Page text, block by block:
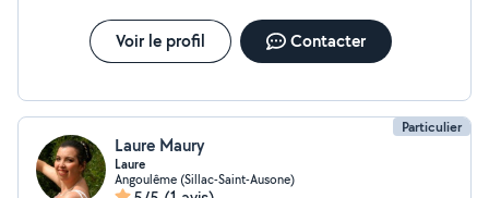
Voir le profil Contacter
Particulier
Laure Maury
Laure
Angoulême (Sillac-Saint-Ausone)